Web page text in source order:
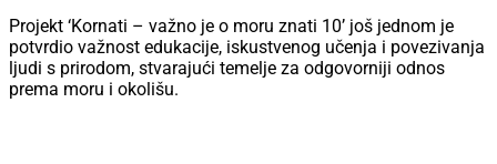
Projekt ‘Kornati – važno je o moru znati 10’ još jednom je
potvrdio važnost edukacije, iskustvenog učenja i povezivanja
ljudi s prirodom, stvarajući temelje za odgovorniji odnos
prema moru i okolišu.